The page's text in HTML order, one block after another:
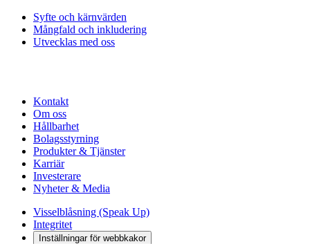
Syfte och kärnvärden
Mångfald och inkludering
Utvecklas med oss
Kontakt
Om oss
Hållbarhet
Bolagsstyrning
Produkter & Tjänster
Karriär
Investerare
Nyheter & Media
Visselblåsning (Speak Up)
Integritet
Inställningar för webbkakor